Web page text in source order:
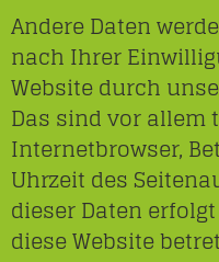
Andere Daten
nach Ihrer
Website durch
Das sind vor allem
Internetbrowser,
Uhrzeit des
dieser Daten
diese Website